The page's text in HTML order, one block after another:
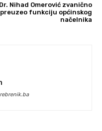
Dr. Nihad Omerović zvanično
preuzeo funkciju općinskog
načelnika